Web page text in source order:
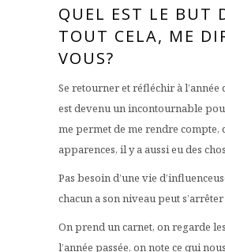
QUEL EST LE BUT
TOUT CELA, ME
VOUS?
Se retourner et réfléchir à l’année
est devenu un incontournable
me permet de me rendre compte,
apparences, il y a aussi eu des
Pas besoin d’une vie
chacun a son niveau peut
On prend un carnet, on regarde
l’année passée, on note ce qui